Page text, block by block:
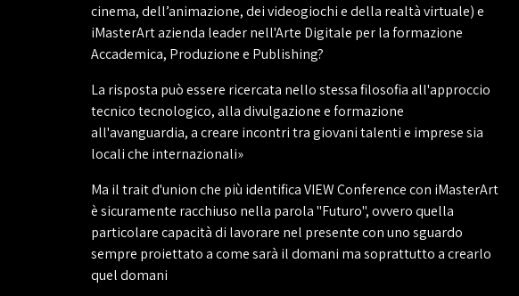
cinema, dell’animazione, dei videogiochi e della realtà virtuale) e
iMasterArt azienda leader nell'Arte Digitale per la formazione
Accademica, Produzione e Publishing?
La risposta può essere ricercata nello stessa filosofia all'approccio
tecnico tecnologico, alla divulgazione e formazione
all'avanguardia, a creare incontri tra giovani talenti e imprese sia
locali che internazionali»
Ma il trait d'union che più identifica VIEW Conference con iMasterArt
è sicuramente racchiuso nella parola "Futuro", ovvero quella
particolare capacità di lavorare nel presente con uno sguardo
sempre proiettato a come sarà il domani ma soprattutto a crearlo
quel domani